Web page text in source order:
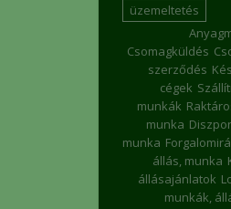
üzemeltetés
Csomagküldés
szerződés
cégek
munkák
munka
munka
állás, munka
állásajánlatok
munkák,